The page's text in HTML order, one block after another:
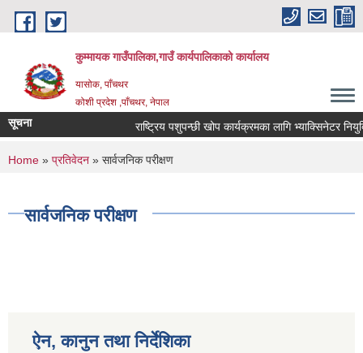
Skip to main content
कुम्मायक गाउँपालिका,गाउँ कार्यपालिकाको कार्यालय
यासोक, पाँचथर
कोशी प्रदेश ,पाँचथर, नेपाल
सूचना राष्ट्रिय पशुपन्छी खोप कार्यक्रमका लागि भ्याक्सिनेटर
You are here
Home » प्रतिवेदन » सार्वजनिक परीक्षण
सार्वजनिक परीक्षण
ऐन, कानुन तथा निर्देशिका